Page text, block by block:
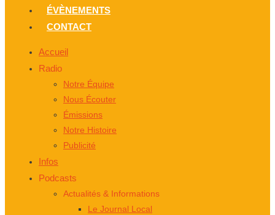
ÉVÈNEMENTS
CONTACT
Accueil
Radio
Notre Équipe
Nous Écouter
Émissions
Notre Histoire
Publicité
Infos
Podcasts
Actualités & Informations
Le Journal Local